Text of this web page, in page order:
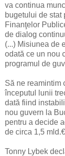
va continua
bugetului de stat
Finanţelor
de dialog
(...) Misiunea de
odată ce un nou
programul de
Să ne reamintim
începutul lunii
dată fiind
nou guvern la
pentru a decide
de circa 1,5
Tonny Lybek